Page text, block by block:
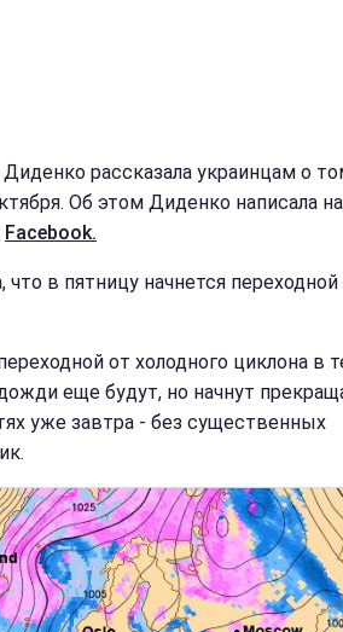
рассказала украинцам о
Об этом Диденко написала
Facebook.
что в пятницу начнется
от холодного циклона в
еще будут, но начнут
уже завтра - без существенных